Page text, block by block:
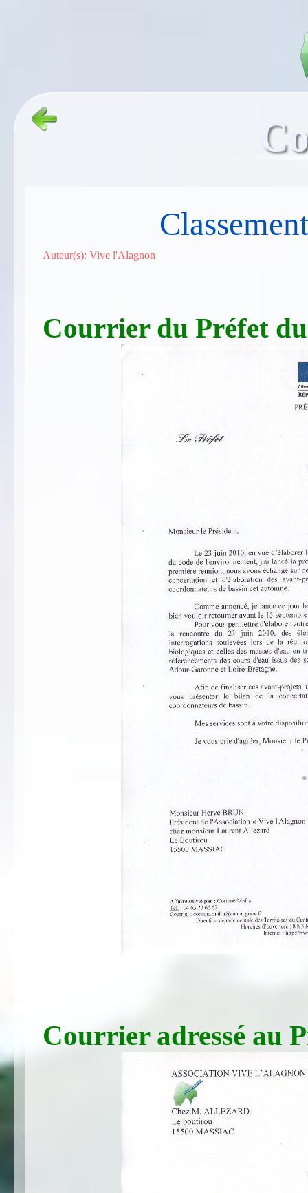
Auteur(s): Vive l'Alagnon
Courrier du Préfet
Courrier adressé au